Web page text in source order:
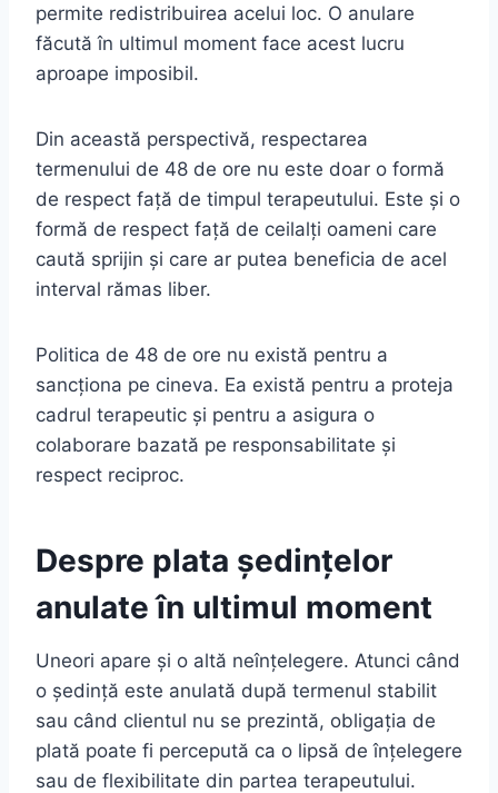
permite redistribuirea acelui loc. O anulare
făcută în ultimul moment face acest lucru
aproape imposibil.
Din această perspectivă, respectarea
termenului de 48 de ore nu este doar o formă
de respect față de timpul terapeutului. Este și o
formă de respect față de ceilalți oameni care
caută sprijin și care ar putea beneficia de acel
interval rămas liber.
Politica de 48 de ore nu există pentru a
sancționa pe cineva. Ea există pentru a proteja
cadrul terapeutic și pentru a asigura o
colaborare bazată pe responsabilitate și
respect reciproc.
Despre plata ședințelor
anulate în ultimul moment
Uneori apare și o altă neînțelegere. Atunci când
o ședință este anulată după termenul stabilit
sau când clientul nu se prezintă, obligația de
plată poate fi percepută ca o lipsă de înțelegere
sau de flexibilitate din partea terapeutului.